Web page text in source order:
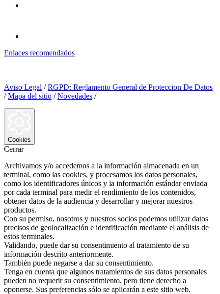
Enlaces recomendados
Aviso Legal /RGPD: Reglamento General de Proteccion De Datos
/Mapa del sitio /Novedades /
Cookies
Cerrar
Archivamos y/o accedemos a la información almacenada en un
terminal, como las cookies, y procesamos los datos personales,
como los identificadores únicos y la información estándar enviada
por cada terminal para medir el rendimiento de los contenidos,
obtener datos de la audiencia y desarrollar y mejorar nuestros
productos.
Con su permiso, nosotros y nuestros socios podemos utilizar datos
precisos de geolocalización e identificación mediante el análisis de
estos terminales.
Validando, puede dar su consentimiento al tratamiento de su
información descrito anteriormente.
También puede negarse a dar su consentimiento.
Tenga en cuenta que algunos tratamientos de sus datos personales
pueden no requerir su consentimiento, pero tiene derecho a
oponerse. Sus preferencias sólo se aplicarán a este sitio web.